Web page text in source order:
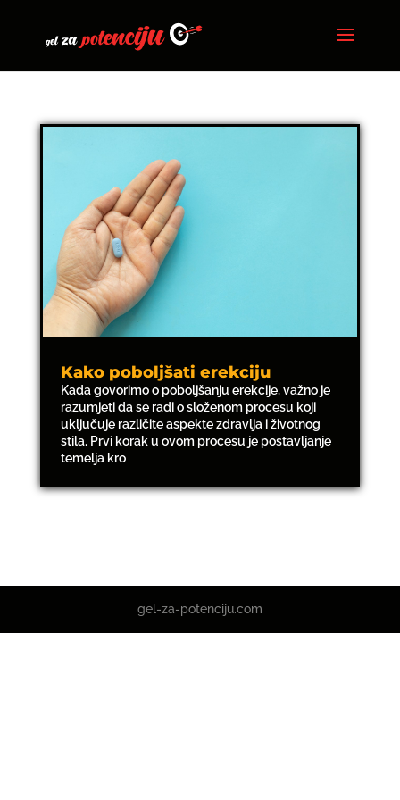
Kako poboljšati erekciju
Kada govorimo o poboljšanju erekcije, važno je
razumjeti da se radi o složenom procesu koji
uključuje različite aspekte zdravlja i životnog
stila. Prvi korak u ovom procesu je postavljanje
temelja kro
gel-za-potenciju.com